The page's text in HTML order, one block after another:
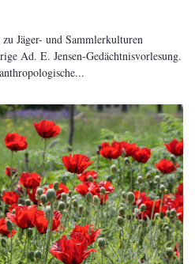
Jäger- und Sammlerkulturen
Ad. E. Jensen-Gedächtnisvorlesung.